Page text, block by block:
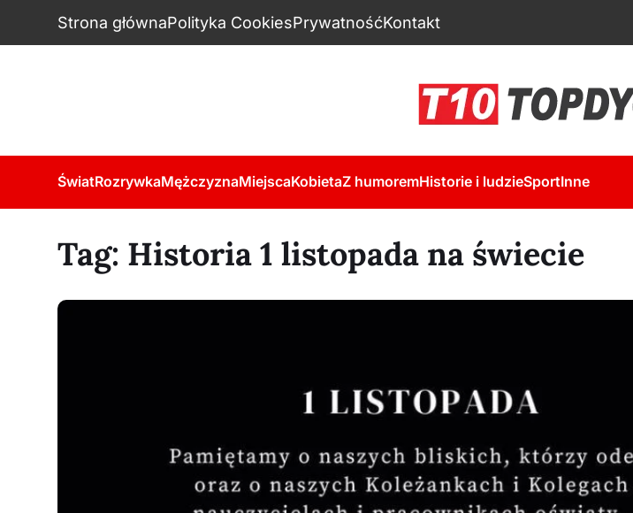
Strona głównaPolityka CookiesPrywatnośćKontakt
ŚwiatRozrywkaMężczyznaMiejscaKobietaZ humoremHistorie i ludzieSportInne
Tag: Historia 1 listopada na świecie